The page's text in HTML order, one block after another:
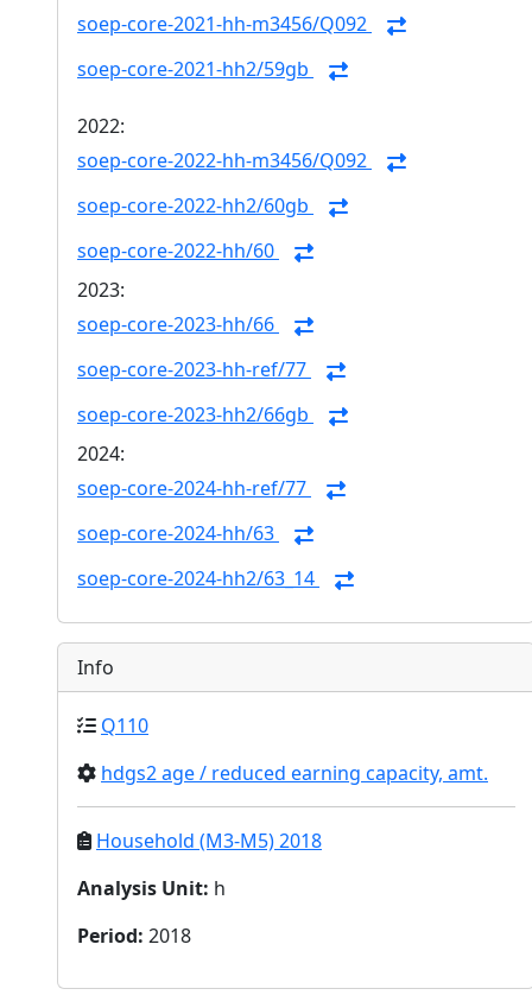
soep-core-2021-hh-m3456/Q092
soep-core-2021-hh2/59gb
2022:
soep-core-2022-hh-m3456/Q092
soep-core-2022-hh2/60gb
soep-core-2022-hh/60
2023:
soep-core-2023-hh/66
soep-core-2023-hh-ref/77
soep-core-2023-hh2/66gb
2024:
soep-core-2024-hh-ref/77
soep-core-2024-hh/63
soep-core-2024-hh2/63_14
Info
Q110
hdgs2 age / reduced earning capacity, amt.
Household (M3-M5) 2018
Analysis Unit: h
Period: 2018